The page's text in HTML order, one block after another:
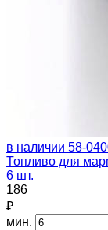
в наличии 58-
Топливо для
6 шт.
186
₽
мин.